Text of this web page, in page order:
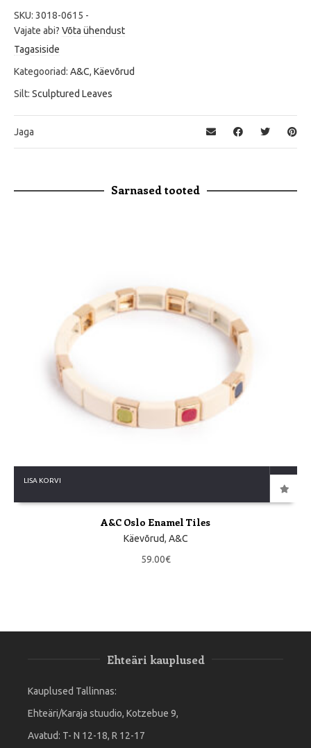
SKU: 3018-0615 -
Vajate abi? Võta ühendust
Tagasiside
Kategooriad: A&C, Käevõrud
Silt: Sculptured Leaves
Jaga
Sarnased tooted
LISA KORVI
A&C Oslo Enamel Tiles
Käevõrud, A&C
59.00€
Ehteäri kauplused
Kauplused Tallinnas:
Ehteäri/Karaja stuudio, Kotzebue 9,
Avatud: T- N 12-18, R 12-17